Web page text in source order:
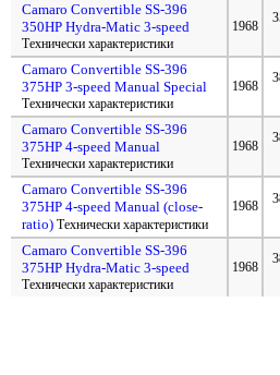
Camaro Convertible SS-396
350HP Hydra-Matic 3-speed
Технически характеристики
1968
Camaro Convertible SS-396
375HP 3-speed Manual Special
Технически характеристики
1968
Camaro Convertible SS-396
375HP 4-speed Manual
Технически характеристики
1968
Camaro Convertible SS-396
375HP 4-speed Manual (close-
ratio) Технически характеристики
1968
Camaro Convertible SS-396
375HP Hydra-Matic 3-speed
Технически характеристики
1968